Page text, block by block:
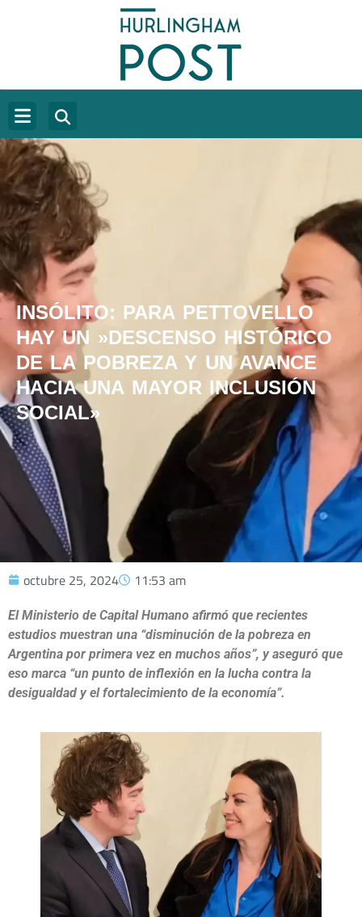
INSÓLITO: PARA PETTOVELLO
HAY UN »DESCENSO HISTÓRICO
DE LA POBREZA Y UN AVANCE
HACIA UNA MAYOR INCLUSIÓN
SOCIAL»
octubre 25, 2024 11:53 am
El Ministerio de Capital Humano afirmó que recientes
estudios muestran una “disminución de la pobreza en
Argentina por primera vez en muchos años”, y aseguró que
eso marca “un punto de inflexión en la lucha contra la
desigualdad y el fortalecimiento de la economía”.